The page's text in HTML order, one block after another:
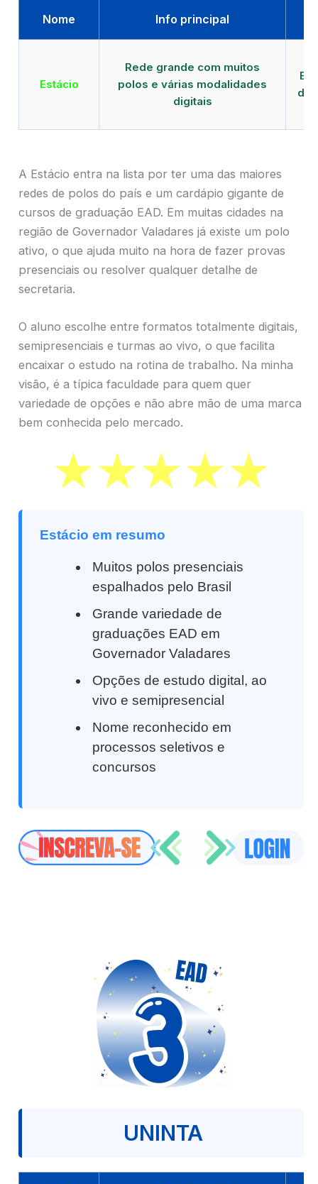
Nome Info principal
Estácio
Rede grande com muitos
polos e várias modalidades
digitais
de
A Estácio entra na lista por ter uma das maiores
redes de polos do país e um cardápio gigante de
cursos de graduação EAD. Em muitas cidades na
região de Governador Valadares já existe um polo
ativo, o que ajuda muito na hora de fazer provas
presenciais ou resolver qualquer detalhe de
secretaria.
O aluno escolhe entre formatos totalmente digitais,
semipresenciais e turmas ao vivo, o que facilita
encaixar o estudo na rotina de trabalho. Na minha
visão, é a típica faculdade para quem quer
variedade de opções e não abre mão de uma marca
bem conhecida pelo mercado.
Estácio em resumo
Muitos polos presenciais
espalhados pelo Brasil
Grande variedade de
graduações EAD em
Governador Valadares
Opções de estudo digital, ao
vivo e semipresencial
Nome reconhecido em
processos seletivos e
concursos
UNINTA